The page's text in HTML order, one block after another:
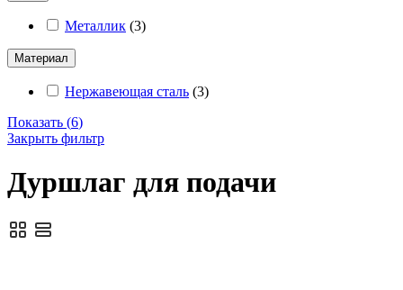
Металлик (3)
Материал
Нержавеющая сталь (3)
Показать (6)
Закрыть фильтр
Дуршлаг для подачи